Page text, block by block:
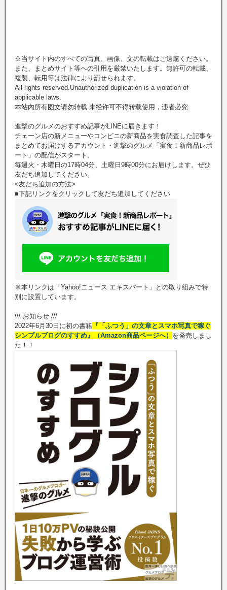
※当サイト内のすべての写真、画像、文の転載はご遠慮ください。
また、まとめサイト等への引用を厳禁いたします。無許可の転載、
複製、転用等は法律により罰せられます。
All rights reserved.Unauthorized duplication is a violation of
applicable laws.
本站內所有图文请勿转载.未经许可不得转载使用，违者必究.
進撃のグルメのおすすめ記事がLINEに届きます！
チェーン店の新メニューやコンビニの新商品を実食調査した記事を
まとめてお届けするアカウント・進撃のグルメ「実食！新商品レポ
ート」の配信がスタート。
毎週火・木曜日の17時04分、土曜日9時00分にお届けします。ぜひ
友だち追加してください。
<友だち追加の方法>
■下記リンクをクリックして友だち追加してください
※本リンクは「Yahoo!ニュース エキスパート」との取り組みで特
別に設置しています。
\\\ お知らせ ///
2022年6月30日に初の書籍 『「ふつう」の文章とスマホ写真で稼ぐ
シンプルブログのすすめ』（Amazon商品ページへ） を発売しまし
た！！